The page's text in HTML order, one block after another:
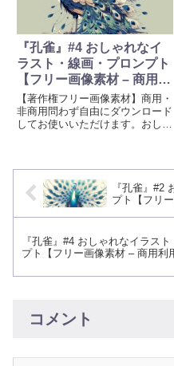
も掲載しています。
『孔雀』#4 おしゃれなイ
ラスト・線画・プロンプト
【フリー画像素材 – 商用利
用可】
【著作権フリー画像素材】商用・
非商用問わず自由にダウンロード
してお使いいただけます。おしゃ
りを加えるために、ぜひお使いく
ださい。画像生成時のプロンプト
『孔雀』#2
プト【フリ
『孔雀』#4 おしゃれなイラス
プト【フリー画像素材 – 商用利
コメント